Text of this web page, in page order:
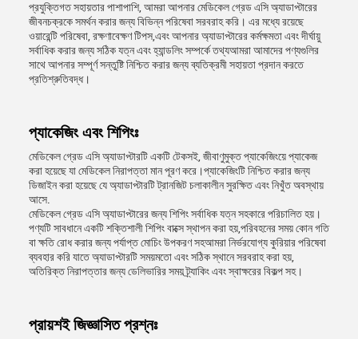
প্রযুক্তিগত সহায়তার পাশাপাশি, আমরা আপনার মেডিকেল গ্রেড এসি অ্যাডাপ্টারের
জীবনচক্রকে সমর্থন করার জন্য বিভিন্ন পরিষেবা সরবরাহ করি। এর মধ্যে রয়েছে
ওয়ারেন্টি পরিষেবা, রক্ষণাবেক্ষণ টিপস,এবং আপনার অ্যাডাপ্টারের কর্মক্ষমতা এবং দীর্ঘায়ু
সর্বাধিক করার জন্য সঠিক যত্ন এবং হ্যান্ডলিং সম্পর্কে তথ্যআমরা আমাদের পণ্যগুলির
সাথে আপনার সম্পূর্ণ সন্তুষ্টি নিশ্চিত করার জন্য ব্যতিক্রমী সহায়তা প্রদান করতে
প্রতিশ্রুতিবদ্ধ।
প্যাকেজিং এবং শিপিংঃ
মেডিকেল গ্রেড এসি অ্যাডাপ্টারটি একটি টেকসই, জীবাণুমুক্ত প্যাকেজিংয়ে প্যাকেজ
করা হয়েছে যা মেডিকেল নিরাপত্তা মান পূরণ করে।প্যাকেজিংটি নিশ্চিত করার জন্য
ডিজাইন করা হয়েছে যে অ্যাডাপ্টারটি ট্রানজিট চলাকালীন সুরক্ষিত এবং নিখুঁত অবস্থায়
আসে.
মেডিকেল গ্রেড এসি অ্যাডাপ্টারের জন্য শিপিং সর্বাধিক যত্ন সহকারে পরিচালিত হয়।
পণ্যটি সাবধানে একটি শক্তিশালী শিপিং বাক্সে স্থাপন করা হয়,পরিবহনের সময় কোন গতি
বা ক্ষতি রোধ করার জন্য পর্যাপ্ত মোচিং উপকরণ সহআমরা নির্ভরযোগ্য কুরিয়ার পরিষেবা
ব্যবহার করি যাতে অ্যাডাপ্টারটি সময়মতো এবং সঠিক স্থানে সরবরাহ করা হয়,
অতিরিক্ত নিরাপত্তার জন্য ডেলিভারির সময় ট্র্যাকিং এবং স্বাক্ষরের বিকল্প সহ।
প্রায়শই জিজ্ঞাসিত প্রশ্নঃ